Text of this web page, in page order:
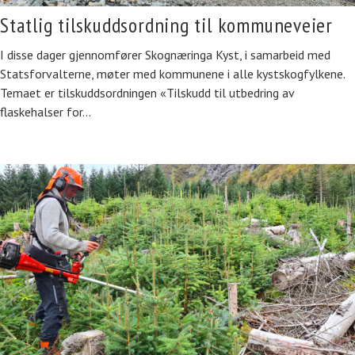
Statlig tilskuddsordning til kommuneveier
I disse dager gjennomfører Skognæringa Kyst, i samarbeid med
Statsforvalterne, møter med kommunene i alle kystskogfylkene.
Temaet er tilskuddsordningen «Tilskudd til utbedring av
flaskehalser for…